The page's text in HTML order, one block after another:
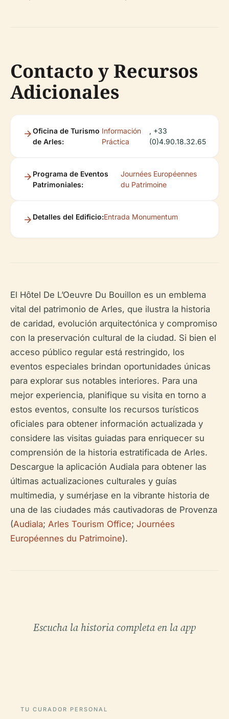
Contacto y Recursos
Adicionales
Oficina de Turismo
de Arles:
Información
Práctica
, +33
(0)4.90.18.32.65
Programa de Eventos
Patrimoniales:
Journées Européennes
du Patrimoine
Detalles del Edificio:Entrada Monumentum
El Hôtel De L’Oeuvre Du Bouillon es un emblema
vital del patrimonio de Arles, que ilustra la historia
de caridad, evolución arquitectónica y compromiso
con la preservación cultural de la ciudad. Si bien el
acceso público regular está restringido, los
eventos especiales brindan oportunidades únicas
para explorar sus notables interiores. Para una
mejor experiencia, planifique su visita en torno a
estos eventos, consulte los recursos turísticos
oficiales para obtener información actualizada y
considere las visitas guiadas para enriquecer su
comprensión de la historia estratificada de Arles.
Descargue la aplicación Audiala para obtener las
últimas actualizaciones culturales y guías
multimedia, y sumérjase en la vibrante historia de
una de las ciudades más cautivadoras de Provenza
(Audiala; Arles Tourism Office; Journées
Européennes du Patrimoine).
Escucha la historia completa en la app
TU CURADOR PERSONAL